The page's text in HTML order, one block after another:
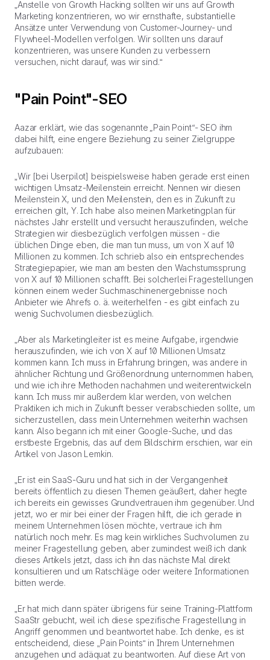
„Anstelle von Growth Hacking sollten wir uns auf Growth
Marketing konzentrieren, wo wir ernsthafte, substantielle
Ansätze unter Verwendung von Customer-Journey- und
Flywheel-Modellen verfolgen. Wir sollten uns darauf
konzentrieren, was unsere Kunden zu verbessern
versuchen, nicht darauf, was wir sind.“
"Pain Point"-SEO
Aazar erklärt, wie das sogenannte „Pain Point“- SEO ihm
dabei hilft, eine engere Beziehung zu seiner Zielgruppe
aufzubauen:
„Wir [bei Userpilot] beispielsweise haben gerade erst einen
wichtigen Umsatz-Meilenstein erreicht. Nennen wir diesen
Meilenstein X, und den Meilenstein, den es in Zukunft zu
erreichen gilt, Y. Ich habe also meinen Marketingplan für
nächstes Jahr erstellt und versucht herauszufinden, welche
Strategien wir diesbezüglich verfolgen müssen - die
üblichen Dinge eben, die man tun muss, um von X auf 10
Millionen zu kommen. Ich schrieb also ein entsprechendes
Strategiepapier, wie man am besten den Wachstumssprung
von X auf 10 Millionen schafft. Bei solcherlei Fragestellungen
können einem weder Suchmaschinenergebnisse noch
Anbieter wie Ahrefs o. ä. weiterhelfen - es gibt einfach zu
wenig Suchvolumen diesbezüglich.
„Aber als Marketingleiter ist es meine Aufgabe, irgendwie
herauszufinden, wie ich von X auf 10 Millionen Umsatz
kommen kann. Ich muss in Erfahrung bringen, was andere in
ähnlicher Richtung und Größenordnung unternommen haben,
und wie ich ihre Methoden nachahmen und weiterentwickeln
kann. Ich muss mir außerdem klar werden, von welchen
Praktiken ich mich in Zukunft besser verabschieden sollte, um
sicherzustellen, dass mein Unternehmen weiterhin wachsen
kann. Also begann ich mit einer Google-Suche, und das
erstbeste Ergebnis, das auf dem Bildschirm erschien, war ein
Artikel von Jason Lemkin.
„Er ist ein SaaS-Guru und hat sich in der Vergangenheit
bereits öffentlich zu diesen Themen geäußert, daher hegte
ich bereits ein gewisses Grundvertrauen ihm gegenüber. Und
jetzt, wo er mir bei einer der Fragen hilft, die ich gerade in
meinem Unternehmen lösen möchte, vertraue ich ihm
natürlich noch mehr. Es mag kein wirkliches Suchvolumen zu
meiner Fragestellung geben, aber zumindest weiß ich dank
dieses Artikels jetzt, dass ich ihn das nächste Mal direkt
konsultieren und um Ratschläge oder weitere Informationen
bitten werde.
„Er hat mich dann später übrigens für seine Training-Plattform
SaaStr gebucht, weil ich diese spezifische Fragestellung in
Angriff genommen und beantwortet habe. Ich denke, es ist
entscheidend, diese „Pain Points“ in Ihrem Unternehmen
anzugehen und adäquat zu beantworten. Auf diese Art von